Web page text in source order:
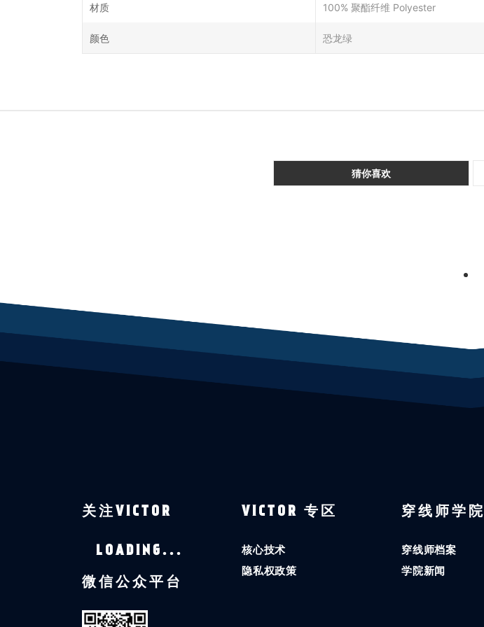
材质 100% 聚酯纤维 Polyester
颜色 恐龙绿
猜你喜欢
1
关注VICTOR
LOADING...
微信公众平台
VICTOR 专区
核心技术
隐私权政策
穿线师学院
穿线师档案
学院新闻